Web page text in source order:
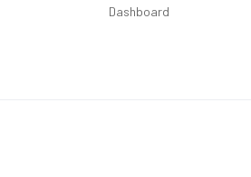
Dashboard